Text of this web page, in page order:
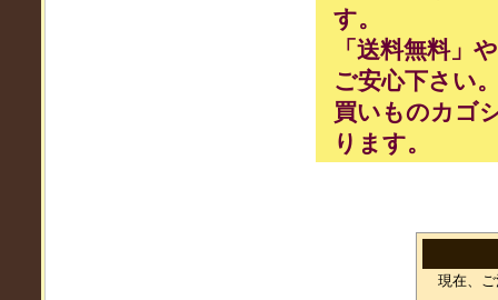
す。
「送料無料」
ご安心下さい
買いものカゴ
ります。
現在、